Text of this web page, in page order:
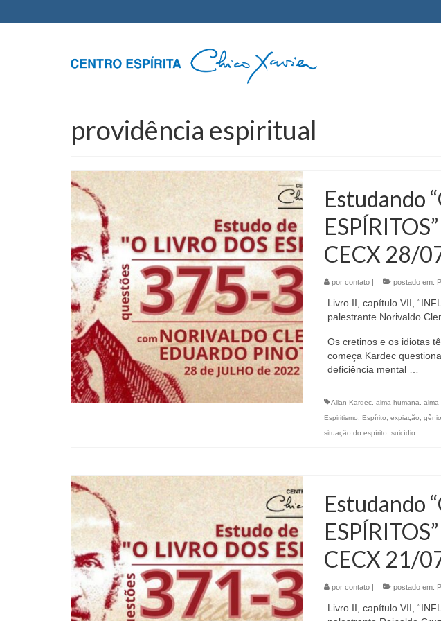
providência espiritual
Estudando
CECX 28/
por contato| postado em:
Livro II, capítulo VII,
palestrante Norivaldo
Os cretinos e os idiotas
começa Kardec
deficiência mental …
Allan Kardec, alma humana alma
Espiritismo
Espírito expiação gênio
situação do espírito
suicídio
Estudando
CECX 21/
por contato| postado em:
Livro II, capítulo VII,